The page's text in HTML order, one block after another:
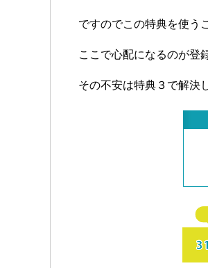
ですのでこの特典を使う
ここで心配になるのが登
その不安は特典３で解決